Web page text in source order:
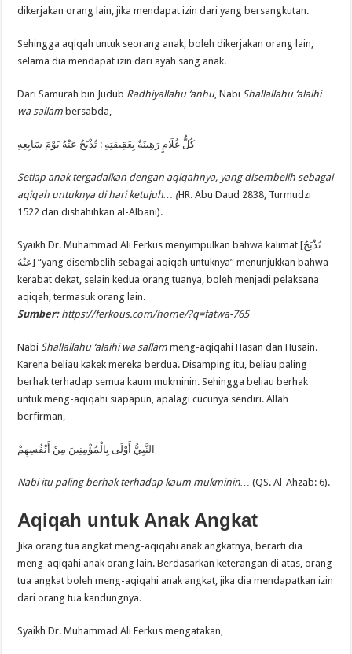
dikerjakan orang lain, jika mendapat izin dari yang bersangkutan.
Sehingga aqiqah untuk seorang anak, boleh dikerjakan orang lain,
selama dia mendapat izin dari ayah sang anak.
Dari Samurah bin Judub Radhiyallahu ‘anhu, Nabi Shallallahu ‘alaihi
wa sallam bersabda,
كُلُّ غُلَامٍ رَهِينَةٌ بِعَقِيقَتِهِ : تُذْبَحُ عَنْهُ يَوْمَ سَابِعِهِ
Setiap anak tergadaikan dengan aqiqahnya, yang disembelih sebagai
aqiqah untuknya di hari ketujuh… (HR. Abu Daud 2838, Turmudzi
1522 dan dishahihkan al-Albani).
Syaikh Dr. Muhammad Ali Ferkus menyimpulkan bahwa kalimat [تُذْبَحُ
عَنْهُ] “yang disembelih sebagai aqiqah untuknya” menunjukkan bahwa
kerabat dekat, selain kedua orang tuanya, boleh menjadi pelaksana
aqiqah, termasuk orang lain.
Sumber:https://ferkous.com/home/?q=fatwa-765
Nabi Shallallahu ‘alaihi wa sallam meng-aqiqahi Hasan dan Husain.
Karena beliau kakek mereka berdua. Disamping itu, beliau paling
berhak terhadap semua kaum mukminin. Sehingga beliau berhak
untuk meng-aqiqahi siapapun, apalagi cucunya sendiri. Allah
berfirman,
النَّبِيُّ أَوْلَى بِالْمُؤْمِنِينَ مِنْ أَنْفُسِهِمْ
Nabi itu paling berhak terhadap kaum mukminin… (QS. Al-Ahzab: 6).
Aqiqah untuk Anak Angkat
Jika orang tua angkat meng-aqiqahi anak angkatnya, berarti dia
meng-aqiqahi anak orang lain. Berdasarkan keterangan di atas, orang
tua angkat boleh meng-aqiqahi anak angkat, jika dia mendapatkan izin
dari orang tua kandungnya.
Syaikh Dr. Muhammad Ali Ferkus mengatakan,